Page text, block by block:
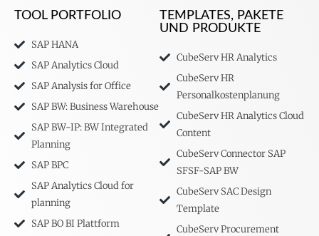
TOOL PORTFOLIO
SAP HANA
SAP Analytics Cloud
SAP Analysis for Office
SAP BW: Business Warehouse
SAP BW-IP: BW Integrated
Planning
SAP BPC
SAP Analytics Cloud for
planning
SAP BO BI Plattform
TEMPLATES, PAKETE
UND PRODUKTE
CubeServ HR Analytics
CubeServ HR
Personalkostenplanung
CubeServ HR Analytics Cloud
Content
CubeServ Connector SAP
SFSF-SAP BW
CubeServ SAC Design
Template
CubeServ Procurement